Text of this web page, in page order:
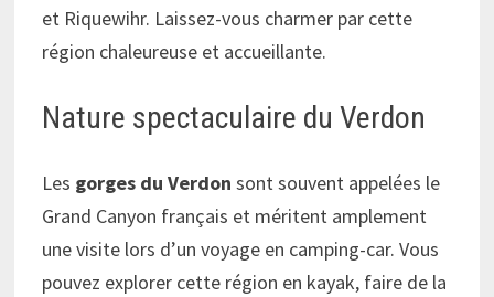
et Riquewihr. Laissez-vous charmer par cette
région chaleureuse et accueillante.
Nature spectaculaire du Verdon
Les gorges du Verdon sont souvent appelées le
Grand Canyon français et méritent amplement
une visite lors d’un voyage en camping-car. Vous
pouvez explorer cette région en kayak, faire de la